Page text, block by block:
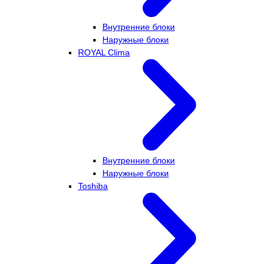
Внутренние блоки
Наружные блоки
ROYAL Clima
Внутренние блоки
Наружные блоки
Toshiba